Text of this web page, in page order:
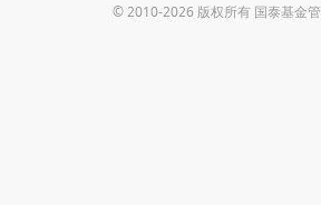
© 2010-2026 版权所有 国泰基金